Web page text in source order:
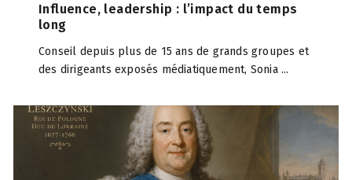
Influence, leadership : l’impact du temps
long
Conseil depuis plus de 15 ans de grands groupes et
des dirigeants exposés médiatiquement, Sonia ...